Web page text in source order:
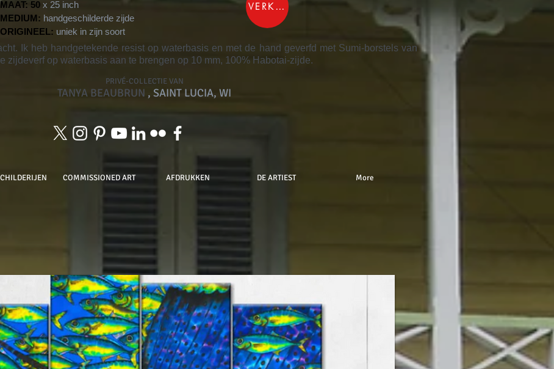
MAAT: 50 x 25 inch
MEDIUM: handgeschilderde zijde
ORIGINEEL: uniek in zijn soort
Ik heb handgetekende resist op waterbasis en met de hand geverfd met Sumi-borstels van
zijdeverf op waterbasis aan te brengen op 10 mm, 100% Habotai-zijde.
PRIVÉ-COLLECTIE VAN
TANYA BEAUBRUN , SAINT LUCIA, WI
VERKOCHT
COMMISSIONED ART AFDRUKKEN DE ARTIEST More